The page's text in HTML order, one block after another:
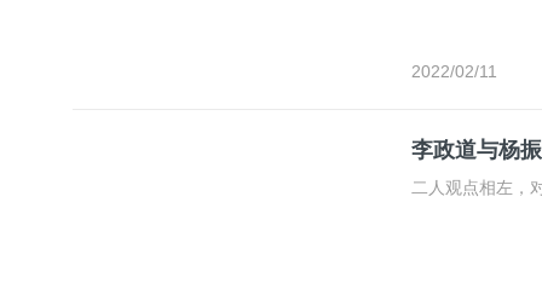
2022/02/11
李政道与杨
二人观点相左，